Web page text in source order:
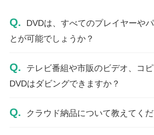
Q.
DVDは、すべてのプレイヤーや
とが可能でしょうか？
Q.
テレビ番組や市販のビデオ、コ
DVDはダビングできますか？
Q. クラウド納品について教えてくだ